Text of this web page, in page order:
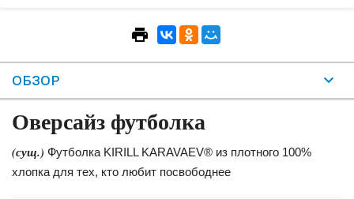
ОБЗОР
Оверсайз футболка
(сущ.) Футболка KIRILL KARAVAEV® из плотного 100%
хлопка для тех, кто любит посвободнее